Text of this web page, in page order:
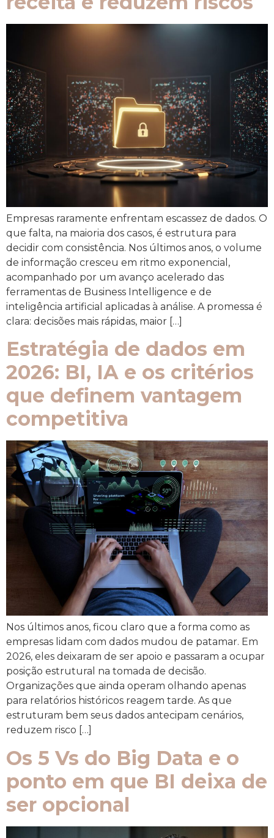
Empresas raramente enfrentam escassez de dados. O
que falta, na maioria dos casos, é estrutura para
decidir com consistência. Nos últimos anos, o volume
de informação cresceu em ritmo exponencial,
acompanhado por um avanço acelerado das
ferramentas de Business Intelligence e de
inteligência artificial aplicadas à análise. A promessa é
clara: decisões mais rápidas, maior […]
Estratégia de dados em
2026: BI, IA e os critérios
que definem vantagem
competitiva
Nos últimos anos, ficou claro que a forma como as
empresas lidam com dados mudou de patamar. Em
2026, eles deixaram de ser apoio e passaram a ocupar
posição estrutural na tomada de decisão.
Organizações que ainda operam olhando apenas
para relatórios históricos reagem tarde. As que
estruturam bem seus dados antecipam cenários,
reduzem risco […]
Os 5 Vs do Big Data e o
ponto em que BI deixa de
ser opcional